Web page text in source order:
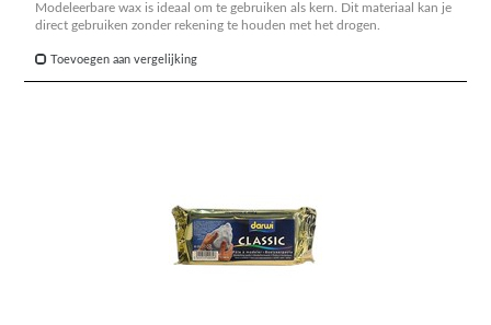
Modeleerbare wax is ideaal om te gebruiken als kern. Dit materiaal kan je
direct gebruiken zonder rekening te houden met het drogen.
Toevoegen aan vergelijking